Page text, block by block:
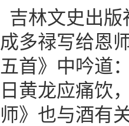
吉林文史出版
成多禄写给恩
五首》中吟道
日黄龙应痛饮
师》也与酒有